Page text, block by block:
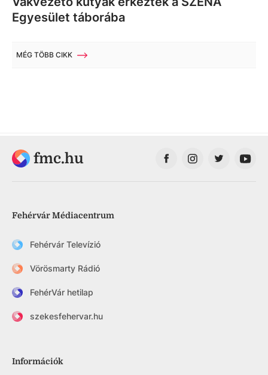
Egyesület táborába
MÉG TÖBB CIKK
fmc.hu
Fehérvár Médiacentrum
Fehérvár Televízió
Vörösmarty Rádió
FehérVár hetilap
szekesfehervar.hu
Információk